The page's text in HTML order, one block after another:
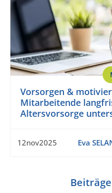
Vorsorgen &
Mitarbeitende
Altersvorsorge
12nov2025 Eva